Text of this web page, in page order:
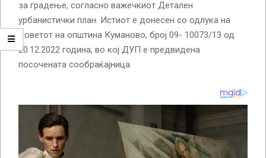
за градење, согласно важечкиот Детален
урбанистички план. Истиот е донесен со одлука на
Советот на општина Куманово, број 09- 10073/13 од
20.12.2022 година, во кој ДУП е предвидена
посочената сообраќајница.